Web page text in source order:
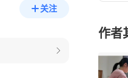
关注
作者